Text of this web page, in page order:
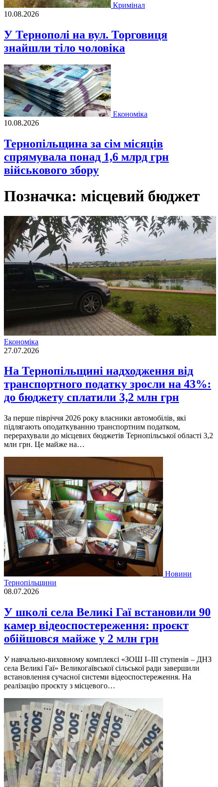
Кримінал
10.08.2026
У Тернополі на вул. Торговиця
знайшли тіло чоловіка
Економіка
10.08.2026
Тернопільщина за сім місяців
спрямувала понад 1,6 млрд грн
військового збору
Позначка: місцевий бюджет
Економіка
27.07.2026
На Тернопільщині надходження від
транспортного податку зросли на 43%:
до бюджету сплатили 3,2 млн грн
За перше півріччя 2026 року власники автомобілів, які
підлягають оподаткуванню транспортним податком,
перерахували до місцевих бюджетів Тернопільської області 3,2
млн грн. Це майже на…
Новини
Тернопільщини
08.07.2026
У школі села Великі Гаї встановили 90
камер відеоспостереження: проєкт
обійшовся майже у 2 млн грн
У навчально-виховному комплексі «ЗОШ І–ІІІ ступенів – ДНЗ
села Великі Гаї» Великогаївської сільської ради завершили
встановлення сучасної системи відеоспостереження. На
реалізацію проєкту з місцевого…